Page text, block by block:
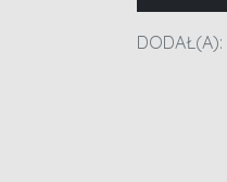
DODAŁ(A):